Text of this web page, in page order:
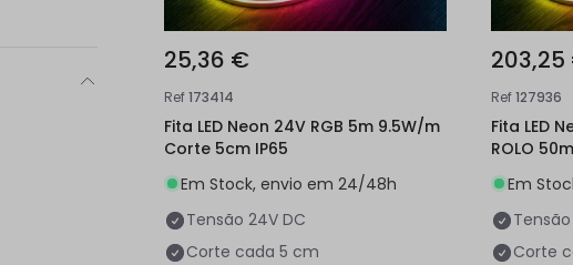
25,36 €
Ref173414
Fita LED Neon 24V RGB 5m 9.5W/m
Corte 5cm IP65
Em Stock, envio em 24/48h
Tensão 24V DC
Corte cada 5 cm
Ref127936
Fita LED
ROLO
Em
Tensão
Corte